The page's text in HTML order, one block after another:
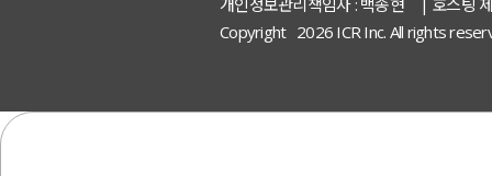
개인정보관리책임자 : 백송현 | 호스팅
Copyright 2026 ICR Inc. All rights